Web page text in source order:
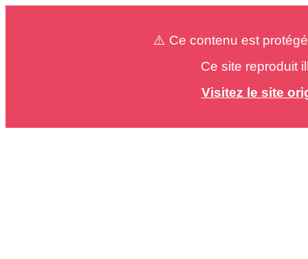
⚠️ Ce contenu est
Ce site reproduit
Visitez le site